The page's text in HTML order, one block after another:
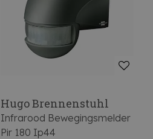
Hugo Brennenstuhl
Infrarood Bewegingsmelder
Pir 180 Ip44